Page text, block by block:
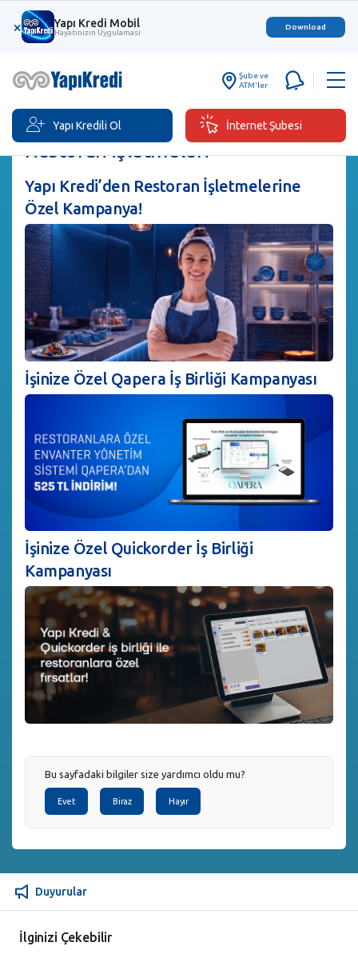
× Yapı Kredi Mobil
Hayatınızın Uygulaması
Download
Şube ve
ATM'ler
Yapı Kredili Ol İnternet Şubesi
Restoran İşletmeleri
Yapı Kredi’den Restoran İşletmelerine
Özel Kampanya!
İşinize Özel Qapera İş Birliği Kampanyası
İşinize Özel Quickorder İş Birliği
Kampanyası
Bu sayfadaki bilgiler size yardımcı oldu mu?
Evet Biraz Hayır
Duyurular
İlginizi Çekebilir